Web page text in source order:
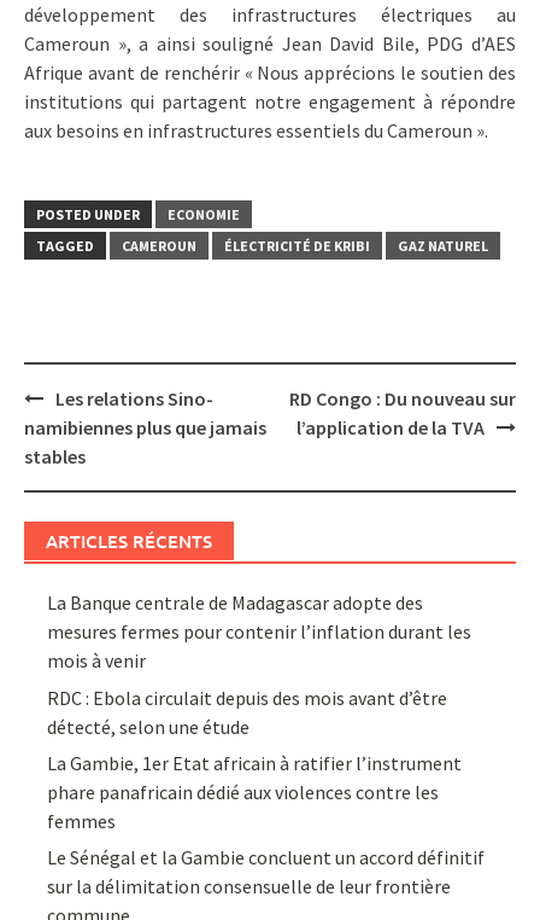
développement des infrastructures électriques au
Cameroun », a ainsi souligné Jean David Bile, PDG d’AES
Afrique avant de renchérir « Nous apprécions le soutien des
institutions qui partagent notre engagement à répondre
aux besoins en infrastructures essentiels du Cameroun ».
POSTED UNDER
ECONOMIE
TAGGED
CAMEROUN ÉLECTRICITÉ DE KRIBI GAZ NATUREL
Post
navigation
Les relations Sino-
namibiennes plus que jamais
stables
RD Congo : Du nouveau sur
l’application de la TVA
ARTICLES RÉCENTS
La Banque centrale de Madagascar adopte des
mesures fermes pour contenir l’inflation durant les
mois à venir
RDC : Ebola circulait depuis des mois avant d’être
détecté, selon une étude
La Gambie, 1er Etat africain à ratifier l’instrument
phare panafricain dédié aux violences contre les
femmes
Le Sénégal et la Gambie concluent un accord définitif
sur la délimitation consensuelle de leur frontière